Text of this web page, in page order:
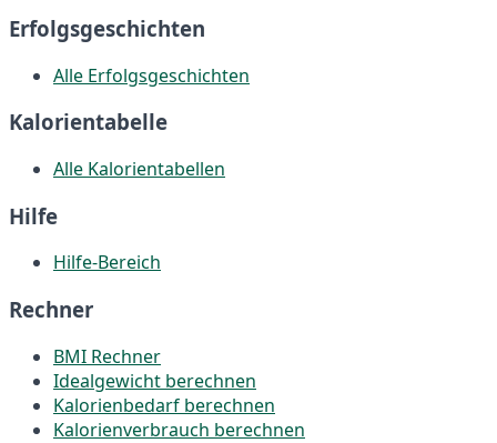
Erfolgsgeschichten
Alle Erfolgsgeschichten
Kalorientabelle
Alle Kalorientabellen
Hilfe
Hilfe-Bereich
Rechner
BMI Rechner
Idealgewicht berechnen
Kalorienbedarf berechnen
Kalorienverbrauch berechnen